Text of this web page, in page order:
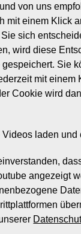
von uns
mit einem Klick
Sie sich
wird diese
Sie
mit einem
Cookie wird
Videos laden und
angezeigt